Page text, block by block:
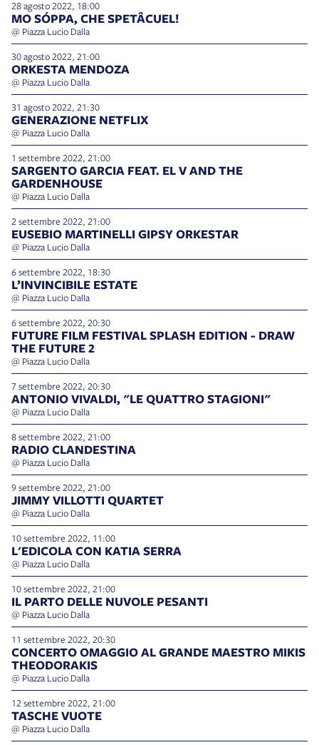
28 agosto 2022, 18:00
MO SÓPPA, CHE SPETÂCUEL!
@ Piazza Lucio Dalla
30 agosto 2022, 21:00
ORKESTA MENDOZA
@ Piazza Lucio Dalla
31 agosto 2022, 21:30
GENERAZIONE NETFLIX
@ Piazza Lucio Dalla
1 settembre 2022, 21:00
SARGENTO GARCIA FEAT. EL V AND THE
GARDENHOUSE
@ Piazza Lucio Dalla
2 settembre 2022, 21:00
EUSEBIO MARTINELLI GIPSY ORKESTAR
@ Piazza Lucio Dalla
6 settembre 2022, 18:30
L’INVINCIBILE ESTATE
@ Piazza Lucio Dalla
6 settembre 2022, 20:30
FUTURE FILM FESTIVAL SPLASH EDITION - DRAW
THE FUTURE 2
@ Piazza Lucio Dalla
7 settembre 2022, 20:30
ANTONIO VIVALDI, "LE QUATTRO STAGIONI"
@ Piazza Lucio Dalla
8 settembre 2022, 21:00
RADIO CLANDESTINA
@ Piazza Lucio Dalla
9 settembre 2022, 21:00
JIMMY VILLOTTI QUARTET
@ Piazza Lucio Dalla
10 settembre 2022, 11:00
L'EDICOLA CON KATIA SERRA
@ Piazza Lucio Dalla
10 settembre 2022, 21:00
IL PARTO DELLE NUVOLE PESANTI
@ Piazza Lucio Dalla
11 settembre 2022, 20:30
CONCERTO OMAGGIO AL GRANDE MAESTRO MIKIS
THEODORAKIS
@ Piazza Lucio Dalla
12 settembre 2022, 21:00
TASCHE VUOTE
@ Piazza Lucio Dalla